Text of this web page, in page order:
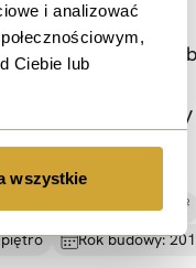
i analizować
Ciebie lub
wszystkie
przestrzeń
PLN / msc.
PLN / m² 78.00 m²
Rok budowy: